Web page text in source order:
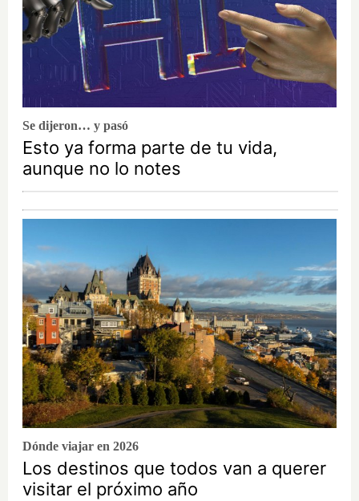
Se dijeron… y pasó
Esto ya forma parte de tu vida,
aunque no lo notes
Dónde viajar en 2026
Los destinos que todos van a querer
visitar el próximo año